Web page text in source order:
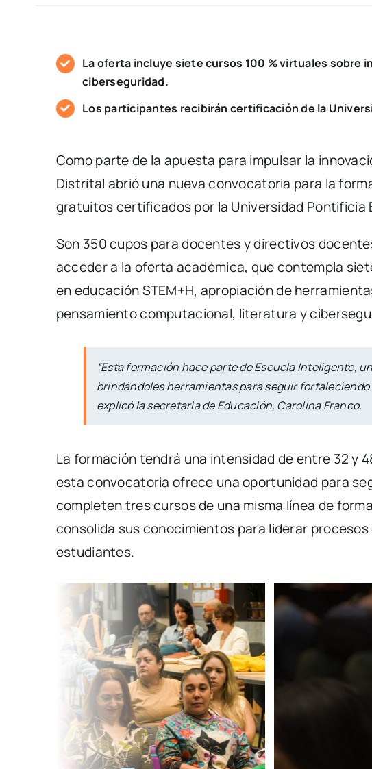
La oferta incluye siete cursos 100 % virtuales sobre
ciberseguridad.
Los participantes recibirán certificación de la
Como parte de la apuesta para impulsar la
Distrital abrió una nueva convocatoria para la
gratuitos certificados por la Universidad Pontificia
Son 350 cupos para docentes y directivos
acceder a la oferta académica, que contempla
en educación STEM+H, apropiación de
pensamiento computacional, literatura y
“Esta formación hace parte de Escuela Inteligente,
brindándoles herramientas para seguir
explicó la secretaria de Educación, Carolina Franco.
La formación tendrá una intensidad de entre 32 y
esta convocatoria ofrece una oportunidad para
completen tres cursos de una misma línea de
consolida sus conocimientos para liderar
estudiantes.